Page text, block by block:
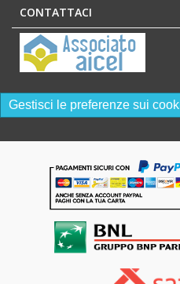
CONTATTACI
Gestisci le preferenze sui